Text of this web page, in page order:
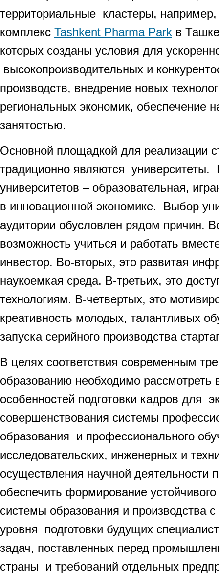
территориальные кластеры,
комплекс Tashkent Pharma Park в
которых созданы условия для
высокопроизводительных и
производств, внедрение новых
региональных экономик, обеспечение
занятостью.
Основной площадкой для реализации
традиционно являются
университетов – образовательная,
в инновационной экономике. Выбор
аудитории обусловлен рядом причин.
возможность учиться и работать
инвестор. Во-вторых, это развитая
наукоемкая среда. В-третьих, это
технологиям. В-четвертых, это
креативность молодых, талантливых
запуска серийного производства
В целях соответствия современным
образованию необходимо рассмотреть
особенностей подготовки кадров для
совершенствования системы
образования и профессионального
исследовательских, инженерных и
осуществления научной деятельности
обеспечить формирование
системы образования и
уровня подготовки будущих
задач, поставленных перед
страны и требований отдельных